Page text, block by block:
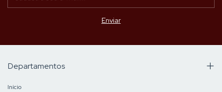
Departamentos
Início